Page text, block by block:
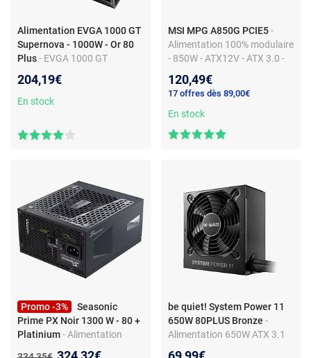
Alimentation EVGA 1000 GT
Supernova - 1000W - Or 80
Plus- EVGA 1000 GT
GT-1000-X2
204,19€
En stock
MSI MPG A850G PCIE5 -
Alimentation 100% modulaire
- 850W - ATX12V - ATX 3.0 -
120,49€
17 offres dès 89,00€
En stock
Promo -3%
Seasonic
Prime PX Noir 1300 W - 80 +
Platinium- Alimentation
Ancien prix :Nouveau prix :
be quiet! System Power 11
650W 80PLUS Bronze -
Alimentation 650W ATX 3.1